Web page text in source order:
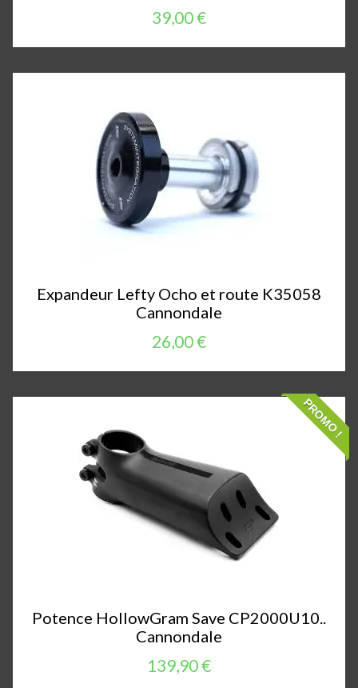
39,00 €
Expandeur Lefty Ocho et route K35058
Cannondale
26,00 €
PROMO !
Potence HollowGram Save CP2000U10..
Cannondale
139,90 €